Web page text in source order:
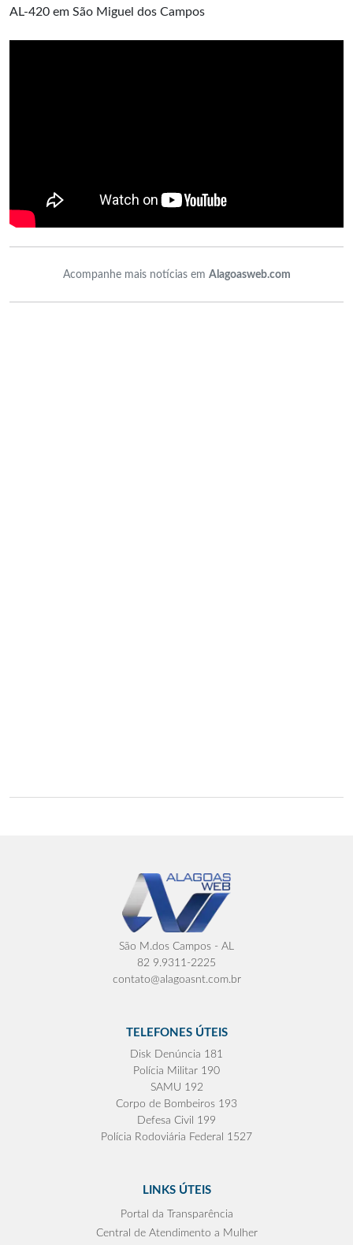
AL-420 em São Miguel dos Campos
Acompanhe mais notícias em Alagoasweb.com
São M.dos Campos - AL
82 9.9311-2225
contato@alagoasnt.com.br
TELEFONES ÚTEIS
Disk Denúncia 181
Polícia Militar 190
SAMU 192
Corpo de Bombeiros 193
Defesa Civil 199
Polícia Rodoviária Federal 1527
LINKS ÚTEIS
Portal da Transparência
Central de Atendimento a Mulher